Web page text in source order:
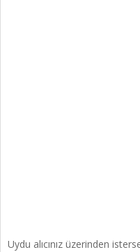
Uydu alıcınız üzerinden